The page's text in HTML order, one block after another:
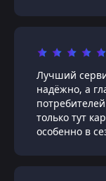
Лучший
надёжно, а
только тут
особенно в